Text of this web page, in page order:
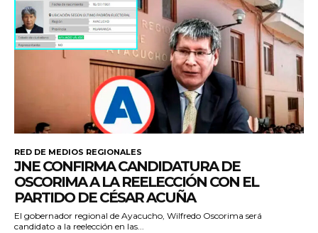
RED DE MEDIOS REGIONALES
JNE CONFIRMA CANDIDATURA DE
OSCORIMA A LA REELECCIÓN CON EL
PARTIDO DE CÉSAR ACUÑA
El gobernador regional de Ayacucho, Wilfredo Oscorima será
candidato a la reelección en las...